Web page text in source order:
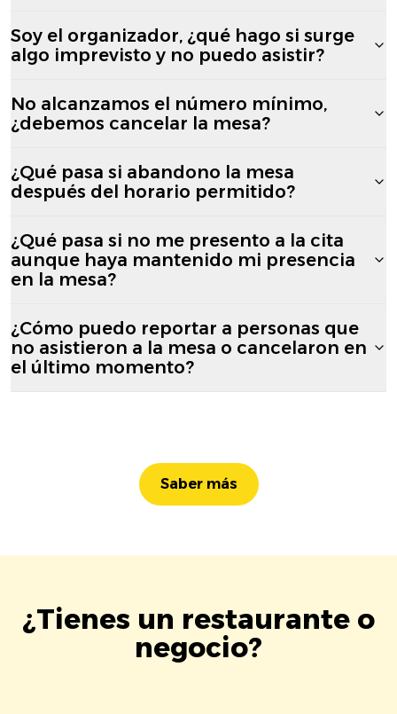
Soy el organizador, ¿qué hago si surge
algo imprevisto y no puedo asistir?
No alcanzamos el número mínimo,
¿debemos cancelar la mesa?
¿Qué pasa si abandono la mesa
después del horario permitido?
¿Qué pasa si no me presento a la cita
aunque haya mantenido mi presencia
en la mesa?
¿Cómo puedo reportar a personas que
no asistieron a la mesa o cancelaron en
el último momento?
Saber más
¿Tienes un restaurante o
negocio?